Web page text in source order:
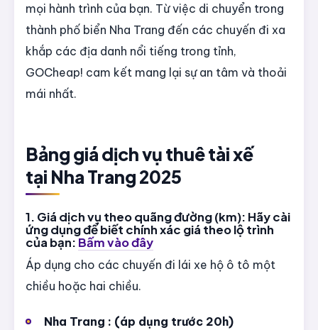
mọi hành trình của bạn. Từ việc di chuyển trong
thành phố biển Nha Trang đến các chuyến đi xa
khắp các địa danh nổi tiếng trong tỉnh,
GOCheap! cam kết mang lại sự an tâm và thoải
mái nhất.
Bảng giá dịch vụ thuê tài xế
tại Nha Trang 2025
1. Giá dịch vụ theo quãng đường (km): Hãy cài
ứng dụng để biết chính xác giá theo lộ trình
của bạn: Bấm vào đây
Áp dụng cho các chuyến đi lái xe hộ ô tô một
chiều hoặc hai chiều.
Nha Trang : (áp dụng trước 20h)